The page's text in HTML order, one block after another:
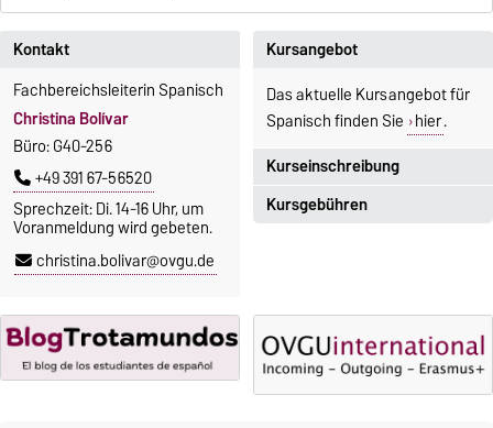
Kurseinschreibung
Einschreibezeitraum:
Die Kurse beginnen ab dem 12.
Oktober 2026.
Kursangebot
Das aktuelle Kursangebot für
Spanisch finden Sie hier.
Kursgebühren
Gebühren
Gebührenrückerstattung
Gebührenbefreiungen bei
Kontakt
Fachbereichsleiterin Spanisch
Christina Bolívar
Büro: G40-256
+49 391 67-56520
Sprechzeit: Di. 14-16 Uhr, um
Voranmeldung wird gebeten.
christina.bolivar@ovgu.de